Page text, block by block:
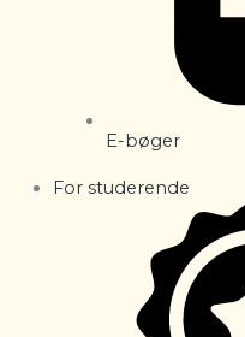
E-bøger
For studerende